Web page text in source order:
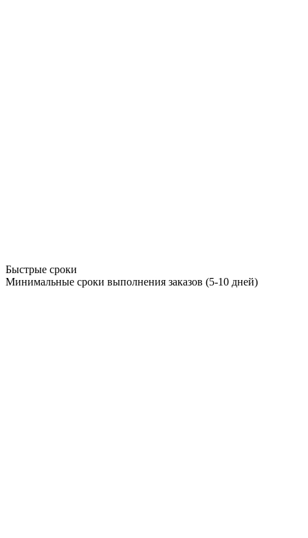
Быстрые сроки
Минимальные сроки выполнения заказов (5-10 дней)